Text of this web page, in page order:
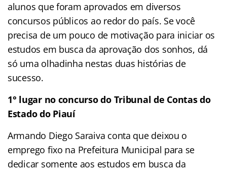
alunos que foram aprovados em diversos
concursos públicos ao redor do país. Se você
precisa de um pouco de motivação para iniciar os
estudos em busca da aprovação dos sonhos, dá
só uma olhadinha nestas duas histórias de
sucesso.
1° lugar no concurso do Tribunal de Contas do
Estado do Piauí
Armando Diego Saraiva conta que deixou o
emprego fixo na Prefeitura Municipal para se
dedicar somente aos estudos em busca da